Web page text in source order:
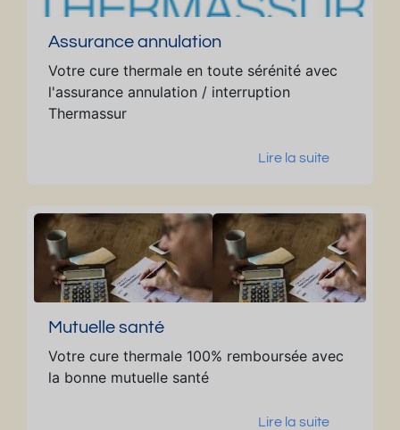
Assurance annulation
Votre cure thermale en toute sérénité avec
l'assurance annulation / interruption
Thermassur
Lire la suite
Mutuelle santé
Votre cure thermale 100% remboursée avec
la bonne mutuelle santé
Lire la suite